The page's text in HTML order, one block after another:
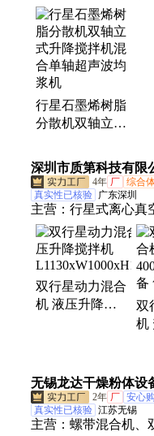
楼机、粗糙度仪、加
锯、防窃听检测仪、
水份检测仪、铆钉机
行星石墨烯树脂
分散机双轴立式
单轴超声波均浆
机
深圳市质第科技有限
4年 厂 综合
真实性已核验 广东深圳
主营： 行星式离心真
脱泡机、自转公转
双行星动力混合
机 液压升降搅
双
机
无锡龙达干燥粉体设
2年 厂 安心购
真实性已核验 江苏无锡
主营： 螺带混合机、